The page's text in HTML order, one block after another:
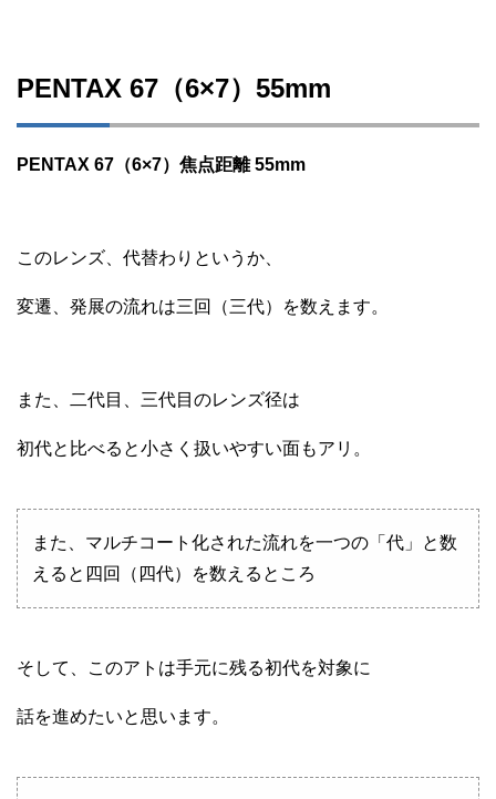
PENTAX 67（6×7）55mm
PENTAX 67（6×7）焦点距離 55mm
このレンズ、代替わりというか、
変遷、発展の流れは三回（三代）を数えます。
また、二代目、三代目のレンズ径は
初代と比べると小さく扱いやすい面もアリ。
また、マルチコート化された流れを一つの「代」と数
えると四回（四代）を数えるところ
そして、このアトは手元に残る初代を対象に
話を進めたいと思います。